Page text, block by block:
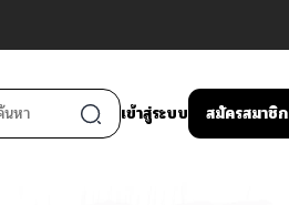
เข้าสู่ระบบ สมัครสมาชิก